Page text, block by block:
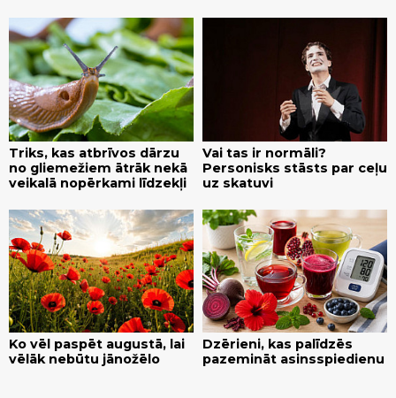
Triks, kas atbrīvos dārzu
no gliemežiem ātrāk nekā
veikalā nopērkami līdzekļi
Vai tas ir normāli?
Personisks stāsts par ceļu
uz skatuvi
Ko vēl paspēt augustā, lai
vēlāk nebūtu jānožēlo
Dzērieni, kas palīdzēs
pazemināt asinsspiedienu